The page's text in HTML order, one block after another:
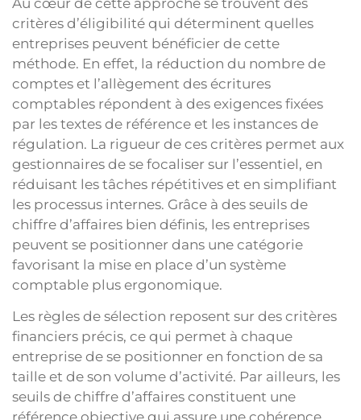
critères d’éligibilité qui déterminent quelles
entreprises peuvent bénéficier de cette
méthode. En effet, la réduction du nombre de
comptes et l’allègement des écritures
comptables répondent à des exigences fixées
par les textes de référence et les instances de
régulation. La rigueur de ces critères permet aux
gestionnaires de se focaliser sur l’essentiel, en
réduisant les tâches répétitives et en simplifiant
les processus internes. Grâce à des seuils de
chiffre d’affaires bien définis, les entreprises
peuvent se positionner dans une catégorie
favorisant la mise en place d’un système
comptable plus ergonomique.
Les règles de sélection reposent sur des critères
financiers précis, ce qui permet à chaque
entreprise de se positionner en fonction de sa
taille et de son volume d’activité. Par ailleurs, les
seuils de chiffre d’affaires constituent une
référence objective qui assure une cohérence